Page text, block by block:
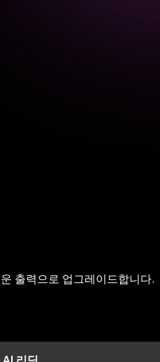
출력으로 업그레이드합니다.